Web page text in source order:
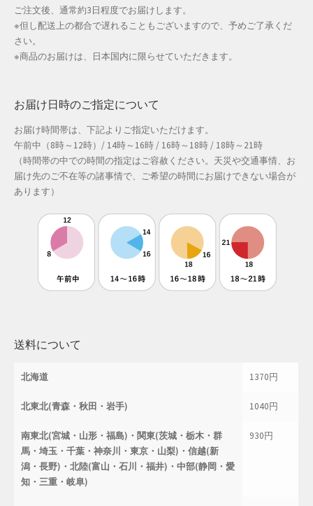
配送先住所
敬老の日特集
春の新生活応援
春服ファッション特集
母の日特集
父の日特集
特定商取引法に基づく表記
配送状況の確認
ご注文後、通常約3日程度でお届けします。
※但し配送上の都合で遅れることもございますので、予めご了承くだ
さい。
※商品のお届けは、日本国内に限らせていただきます。
お届け日時のご指定について
お届け時間帯は、下記よりご指定いただけます。
午前中（8時～12時）/ 14時～16時 / 16時～18時 / 18時～21時
（時間帯の中での時間の指定はご容赦ください。天災や交通事情、お
届け先のご不在等の諸事情で、ご希望の時間にお届けできない場合が
あります）
送料について
北海道 1370円
北東北(青森・秋田・岩手) 1040円
南東北(宮城・山形・福島)・関東(茨城・栃木・群
馬・埼玉・千葉・神奈川・東京・山梨)・信越(新
潟・長野)・北陸(富山・石川・福井)・中部(静岡・愛
知・三重・岐阜)
930円